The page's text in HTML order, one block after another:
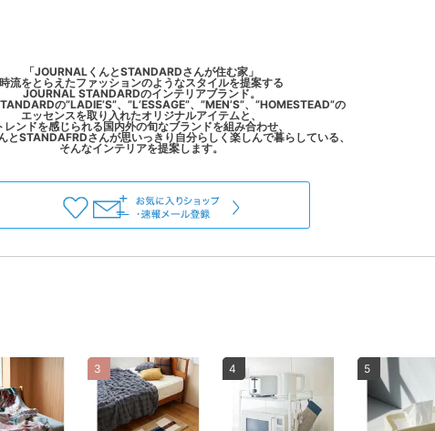
「JOURNALくんとSTANDARDさんが住む家」
時流をとらえたファッションのようなスタイルを提案する
JOURNAL STANDARDのインテリアブランド。
の”LADIE’S”、”L’ESSAGE”、”MEN’S”、”HOMESTEAD”の
エッセンスを取り入れたオリジナルアイテムと、
レンドを感じられる国内外の旬なブランドを組み合わせ、
とSTANDAFRDさんが思いっきり自分らしく楽しんで暮らしている、
3 4 5